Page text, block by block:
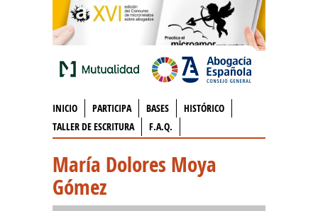
INICIO PARTICIPA BASES
HISTÓRICO
TALLER DE ESCRITURA
F.A.Q.
María Dolores Moya
Gómez